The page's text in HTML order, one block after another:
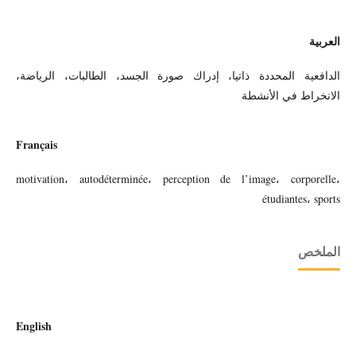
العربية
الدافعية المحددة ذاتيا، إدراك صورة الجسد، الطالبات، الرياضة،
الانخراط في الأنشطة
Français
motivation، autodéterminée، perception de l’image، corporelle،
étudiantes، sports
الملخص
English